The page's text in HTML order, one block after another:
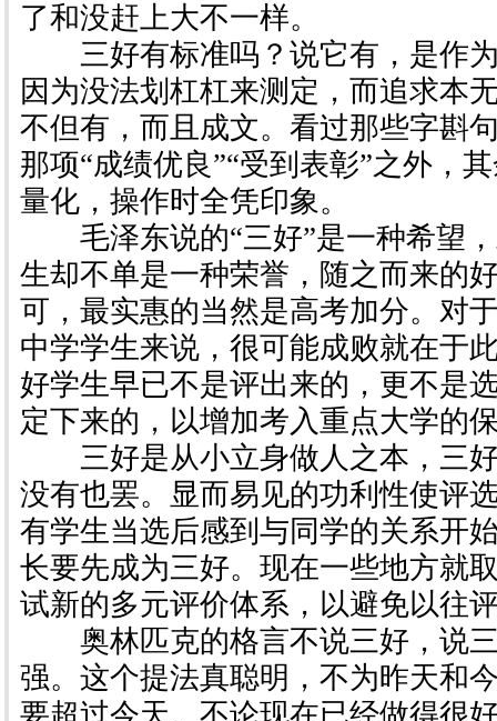
了和没赶上大不一样。
三好有标准吗？说它有，是作为
因为没法划杠杠来测定，而追求本
不但有，而且成文。看过那些字斟
那项“成绩优良”“受到表彰”之外，
量化，操作时全凭印象。
毛泽东说的“三好”是一种希望，
生却不单是一种荣誉，随之而来的
可，最实惠的当然是高考加分。对
中学学生来说，很可能成败就在于
好学生早已不是评出来的，更不是
定下来的，以增加考入重点大学的
三好是从小立身做人之本，三好
没有也罢。显而易见的功利性使评
有学生当选后感到与同学的关系开
长要先成为三好。现在一些地方就
试新的多元评价体系，以避免以往
奥林匹克的格言不说三好，说
强。这个提法真聪明，不为昨天和
要超过今天。不论现在已经做得很